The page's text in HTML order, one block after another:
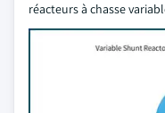
réacteurs à chasse